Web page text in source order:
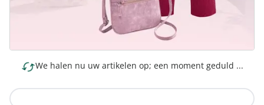
We halen nu uw artikelen op; een moment geduld ...